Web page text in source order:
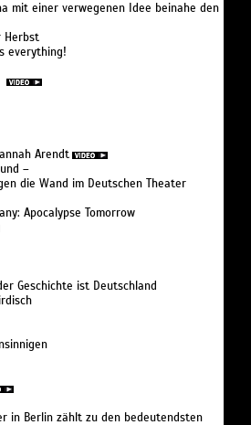
mit einer verwegenen Idee beinahe den
Herbst
everything!
Arendt
–
die Wand im Deutschen Theater
Apocalypse Tomorrow
Geschichte ist Deutschland
in Berlin zählt zu den bedeutendsten